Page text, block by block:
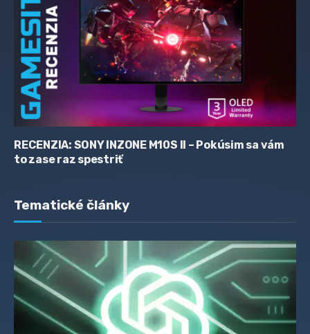
RECENZIA: SONY INZONE M10S II – Pokúsim sa vám
to zase raz spestriť
Tematické články